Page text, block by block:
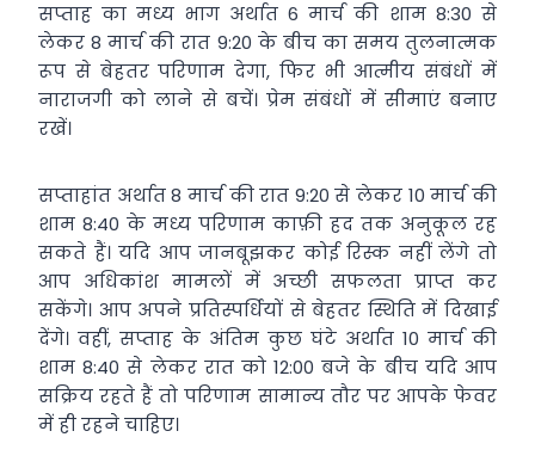
सप्ताह का मध्य भाग अर्थात 6 मार्च की शाम 8:30 से
लेकर 8 मार्च की रात 9:20 के बीच का समय तुलनात्मक
रूप से बेहतर परिणाम देगा, फिर भी आत्मीय संबंधों में
नाराजगी को लाने से बचें। प्रेम संबंधों में सीमाएं बनाए
रखें।
सप्ताहांत अर्थात 8 मार्च की रात 9:20 से लेकर 10 मार्च की
शाम 8:40 के मध्य परिणाम काफ़ी हद तक अनुकूल रह
सकते हैं। यदि आप जानबूझकर कोई रिस्क नहीं लेंगे तो
आप अधिकांश मामलों में अच्छी सफलता प्राप्त कर
सकेंगे। आप अपने प्रतिस्पर्धियों से बेहतर स्थिति में दिखाई
देंगे। वहीं, सप्ताह के अंतिम कुछ घंटे अर्थात 10 मार्च की
शाम 8:40 से लेकर रात को 12:00 बजे के बीच यदि आप
सक्रिय रहते हैं तो परिणाम सामान्य तौर पर आपके फेवर
में ही रहने चाहिए।